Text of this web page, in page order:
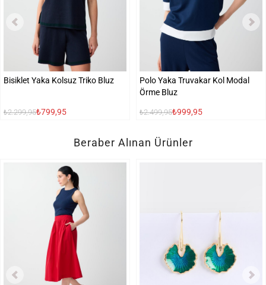
Bisiklet Yaka Kolsuz Triko Bluz
₺2.299,95₺799,95
Polo Yaka Truvakar Kol Modal
Örme Bluz
₺2.499,95₺999,95
Beraber Alınan Ürünler